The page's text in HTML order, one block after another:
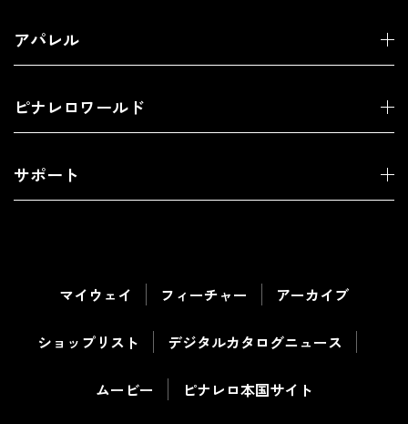
アパレル
ピナレロワールド
サポート
マイウェイ フィーチャー アーカイブ
ショップリスト デジタルカタログニュース
ムービー ピナレロ本国サイト